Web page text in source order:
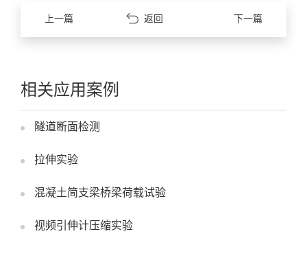
上一篇 返回 下一篇
相关应用案例
隧道断面检测
拉伸实验
混凝土简支梁桥梁荷载试验
视频引伸计压缩实验